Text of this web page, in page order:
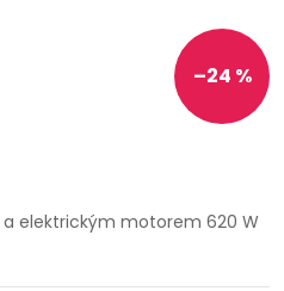
–24 %
elektrickým motorem 620 W